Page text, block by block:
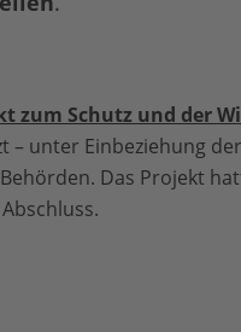
zum Schutz und der
unter Einbeziehung
Das Projekt